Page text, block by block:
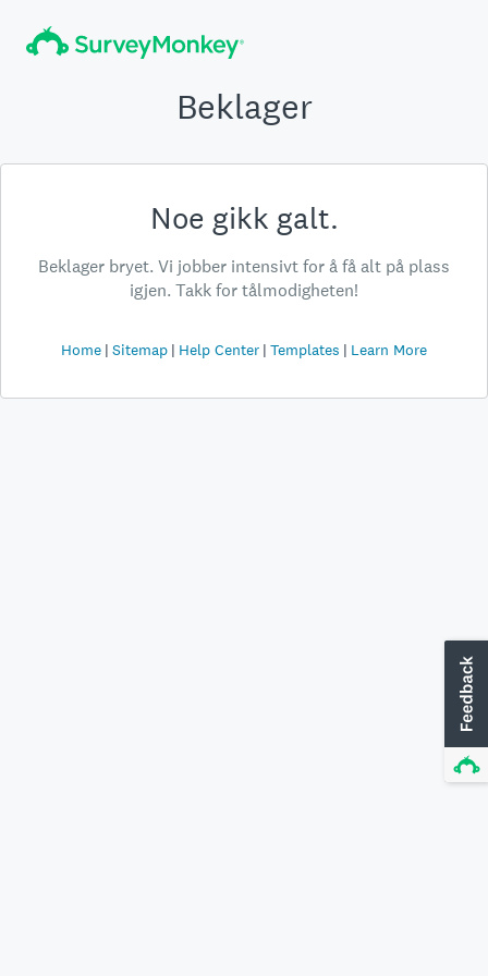
Beklager
Noe gikk galt.
Beklager bryet. Vi jobber intensivt for å få alt på plass
igjen. Takk for tålmodigheten!
Home Sitemap Help Center Templates Learn More